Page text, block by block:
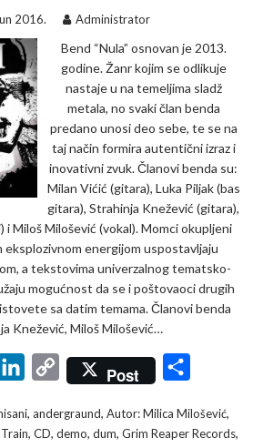
2016. Administrator
Bend “Nula” osnovan je 2013.
godine. Žanr kojim se odlikuje
nastaje u na temeljima sladž
metala, no svaki član benda
predano unosi deo sebe, te se na
taj način formira autentični izraz i
inovativni zvuk. Članovi benda su:
Milan Vićić (gitara), Luka Piljak (bas
gitara), Strahinja Knežević (gitara),
i Miloš Milošević (vokal). Momci okupljeni
eksplozivnom energijom uspostavljaju
a tekstovima univerzalnog tematsko-
mogućnost da se i poštovaoci drugih
sa datim temama. Članovi benda
Knežević, Miloš Milošević…
n
C
p
Post
a
, andergraund, Autor: Milica Milošević,
, CD, demo, dum, Grim Reaper Records,